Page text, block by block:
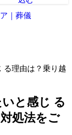
る理由は？乗り越
と感じ る
処法をご